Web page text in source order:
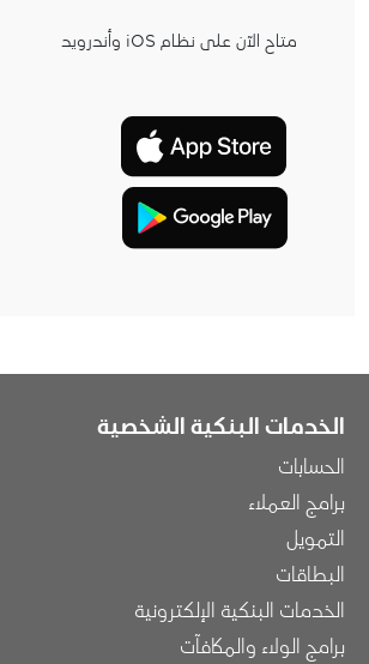
متاح الآن على نظام iOS وأندرويد
الخدمات البنكية الشخصية
الحسابات
برامج العملاء
التمويل
البطاقات
الخدمات البنكية الإلكترونية
برامج الولاء والمكافآت